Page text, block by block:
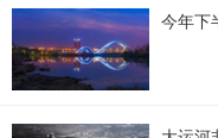
今年下